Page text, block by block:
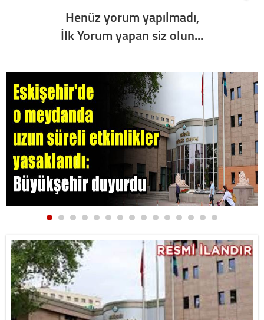
Henüz yorum yapılmadı,
İlk Yorum yapan siz olun...